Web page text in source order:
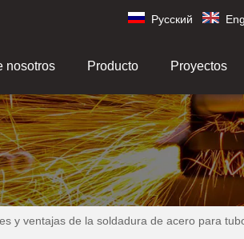
Pусский
nosotros Producto Proyectos
y ventajas de la soldadura de acero para